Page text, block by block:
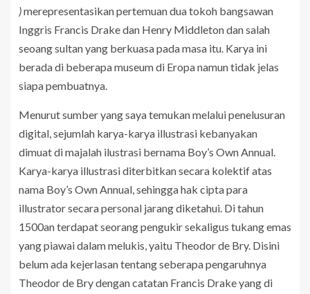
)merepresentasikan pertemuan dua tokoh bangsawan
Inggris Francis Drake dan Henry Middleton dan salah
seoang sultan yang berkuasa pada masa itu. Karya ini
berada di beberapa museum di Eropa namun tidak jelas
siapa pembuatnya.
Menurut sumber yang saya temukan melalui penelusuran
digital, sejumlah karya-karya illustrasi kebanyakan
dimuat di majalah ilustrasi bernama Boy’s Own Annual.
Karya-karya illustrasi diterbitkan secara kolektif atas
nama Boy’s Own Annual, sehingga hak cipta para
illustrator secara personal jarang diketahui. Di tahun
1500an terdapat seorang pengukir sekaligus tukang emas
yang piawai dalam melukis, yaitu Theodor de Bry. Disini
belum ada kejerlasan tentang seberapa pengaruhnya
Theodor de Bry dengan catatan Francis Drake yang di